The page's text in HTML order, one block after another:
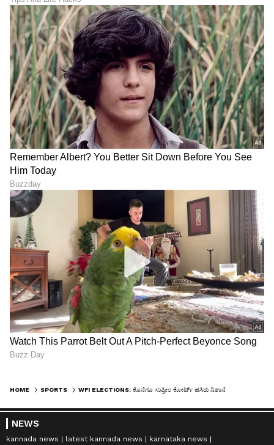
HOME SPORTS WFI ELECTIONS: ಕೊನೆಗೂ ಸುಪ್ರೀಂ ಕೋರ್ಟ್‌ ಹಸಿರು ನಿಶಾನೆ
NEWS
kannada news latest kannada news
karnataka news